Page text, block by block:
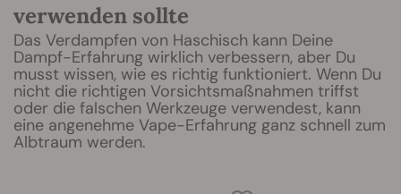
verwenden sollte
Das Verdampfen von Haschisch kann Deine
Dampf-Erfahrung wirklich verbessern, aber Du
musst wissen, wie es richtig funktioniert. Wenn Du
nicht die richtigen Vorsichtsmaßnahmen triffst
oder die falschen Werkzeuge verwendest, kann
eine angenehme Vape-Erfahrung ganz schnell zum
Albtraum werden.